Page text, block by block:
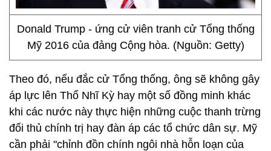
Donald Trump - ứng cử viên tranh cử Tổng thống
Mỹ 2016 của đảng Cộng hòa. (Nguồn: Getty)
Theo đó, nếu đắc cử Tổng thống, ông sẽ không gây
áp lực lên Thổ Nhĩ Kỳ hay một số đồng minh khác
khi các nước này thực hiện những cuộc thanh trừng
đối thủ chính trị hay đàn áp các tổ chức dân sự. Mỹ
cần phải "chỉnh đồn chính ngôi nhà hỗn loạn của